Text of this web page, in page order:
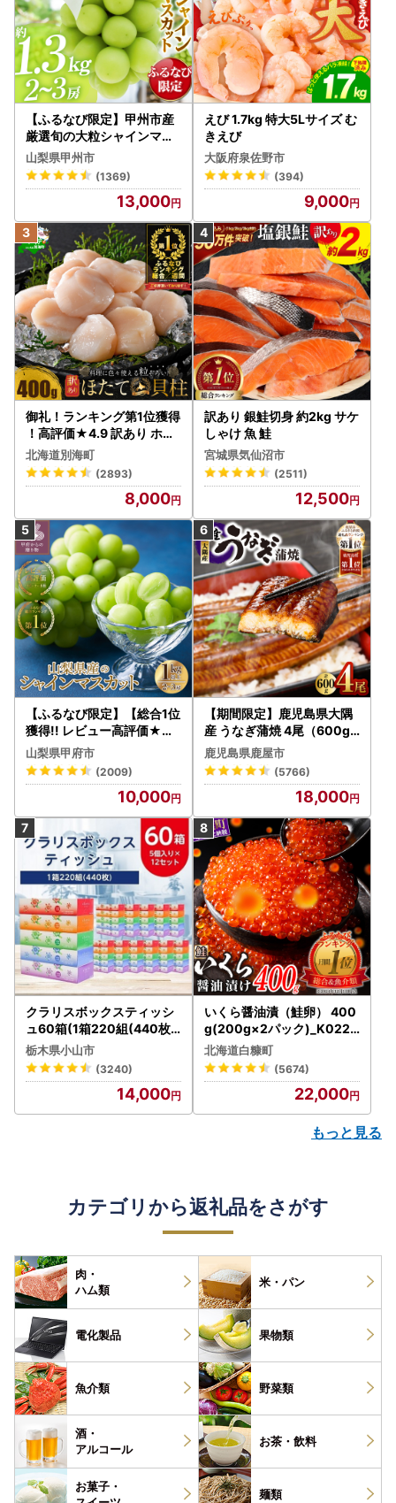
【ふるなび限定】甲州市産
厳選旬の大粒シャインマス
カット 約1.3kg 2～3房【2
026年発送】（MG）B12-
472 FN-Limited-VO シャ
インマスカット フルーツ
山梨県甲州市
(1369)
13,000
えび 1.7kg 特大5Lサイズ む
きえび
大阪府泉佐野市
(394)
9,000
御礼！ランキング第1位獲得
！高評価★4.9 訳あり ホタ
テ 400g（ほたて 帆立 貝柱
冷凍 ）
北海道別海町
(2893)
8,000
訳あり 銀鮭切身 約2kg サケ
しゃけ 魚 鮭
宮城県気仙沼市
(2511)
12,500
【ふるなび限定】【総合1位
獲得!! レビュー高評価★】
〈2026年度配送分〉山梨
県産 シャインマスカット 2
～3房（1.0kg以上）シャイ
ン フルーツ FN-Limited-S
P
山梨県甲府市
(2009)
10,000
【期間限定】鹿児島県大隅
産 うなぎ蒲焼 4尾（600g
） KN007-004-04-cp18
うなぎ 鰻 魚 惣菜 総菜
鹿児島県鹿屋市
(5766)
18,000
クラリスボックスティッシ
ュ60箱(1箱220組(440枚))
(5個入り×12セット)【配送
不可地域：離島・沖縄県】
【1256759】
栃木県小山市
(3240)
14,000
いくら醤油漬（鮭卵） 400
g(200g×2パック)_K022-
1676
北海道白糠町
(5674)
22,000
もっと見る
カテゴリから返礼品をさがす
肉・
ハム類
米・パン
電化製品 果物類
魚介類 野菜類
酒・
アルコール
お茶・ 飲料
お菓子・
麺類